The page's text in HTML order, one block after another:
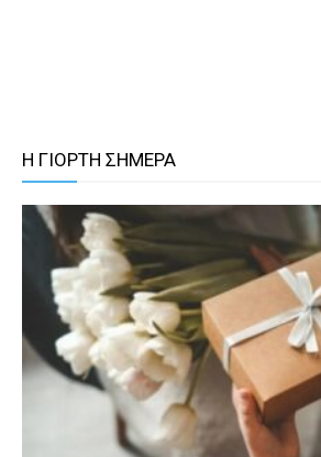
Η ΓΙΟΡΤΗ ΣΗΜΕΡΑ